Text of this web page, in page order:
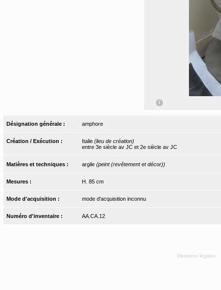
Désignation générale : amphore
Création / Exécution : Italie (lieu de création)
entre 3e siècle av JC et 2e siècle av JC
Matières et techniques : argile (peint (revêtement et décor))
Mesures : H. 85 cm
Mode d'acquisition : mode d'acquisition inconnu
Numéro d'inventaire : AA.CA.12
Mentions légales